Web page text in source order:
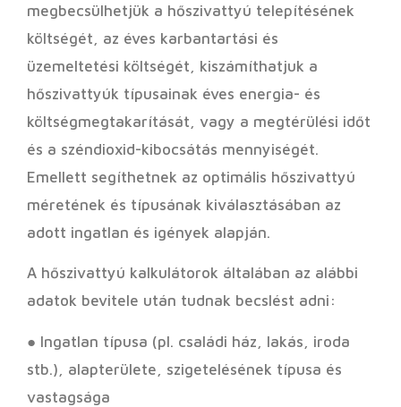
megbecsülhetjük a hőszivattyú telepítésének
költségét, az éves karbantartási és
üzemeltetési költségét, kiszámíthatjuk a
hőszivattyúk típusainak éves energia- és
költségmegtakarítását, vagy a megtérülési időt
és a széndioxid-kibocsátás mennyiségét.
Emellett segíthetnek az optimális hőszivattyú
méretének és típusának kiválasztásában az
adott ingatlan és igények alapján.
A hőszivattyú kalkulátorok általában az alábbi
adatok bevitele után tudnak becslést adni:
● Ingatlan típusa (pl. családi ház, lakás, iroda
stb.), alapterülete, szigetelésének típusa és
vastagsága